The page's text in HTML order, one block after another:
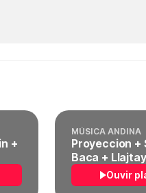
+
MÚSICA ANDINA
Proyeccion +
Baca +
Ouvir